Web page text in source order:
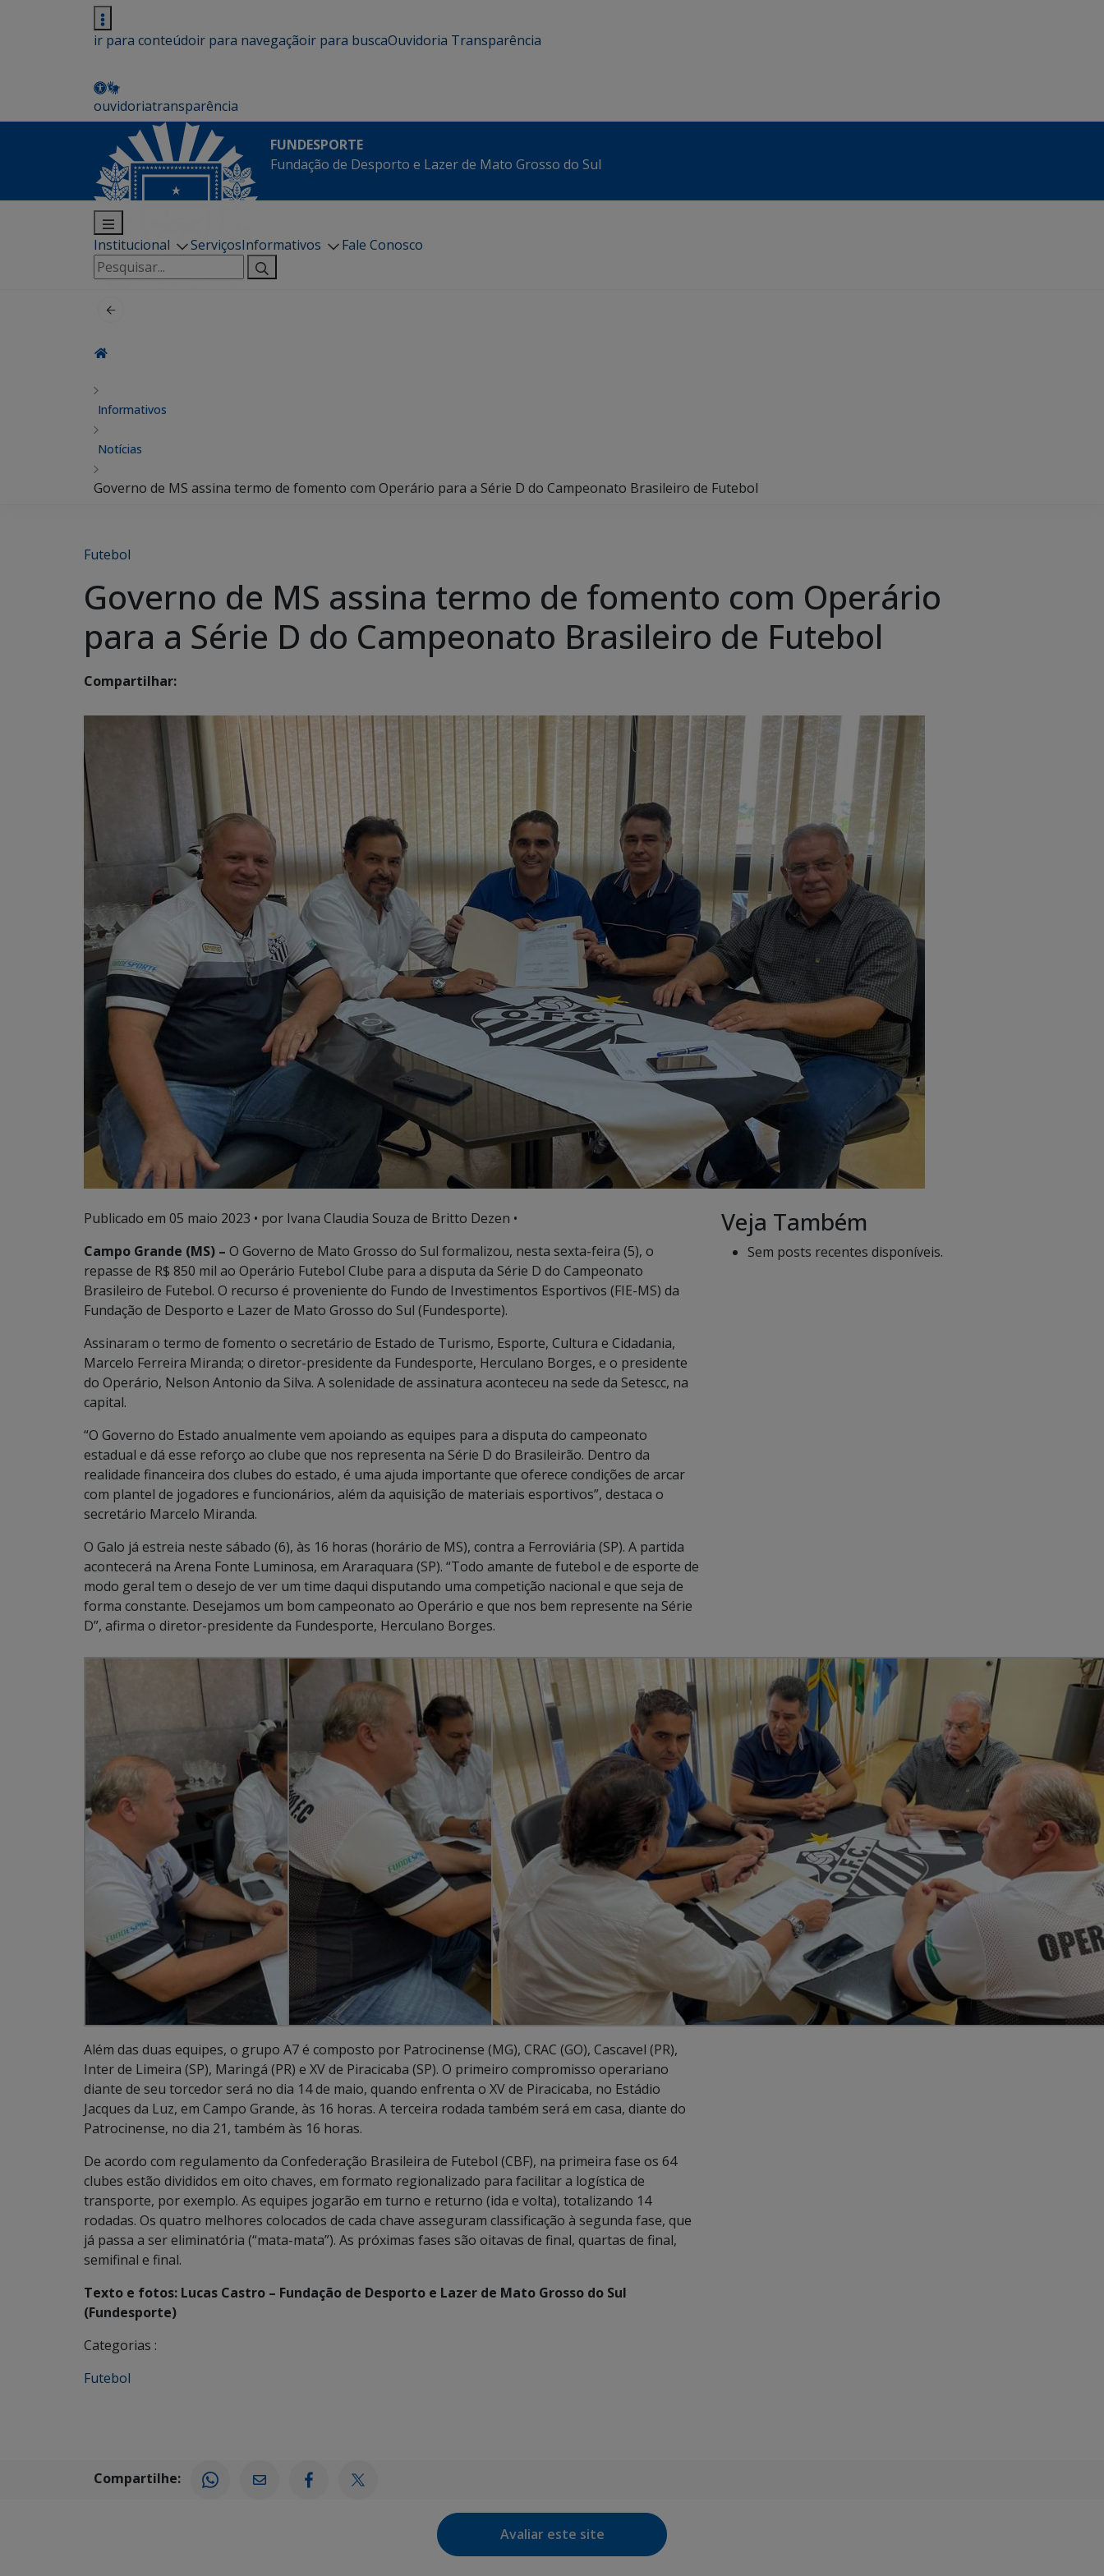
ir para conteúdoir para navegaçãoir para buscaOuvidoria Transparência
ouvidoriatransparência
FUNDESPORTE
Fundação de Desporto e Lazer de Mato Grosso do Sul
Institucional ServiçosInformativos
Fale Conosco
Pesquisar
por:
Informativos
Notícias
Governo de MS assina termo de fomento com Operário para a Série D do Campeonato Brasileiro de Futebol
Futebol
Governo de MS assina termo de fomento com Operário
para a Série D do Campeonato Brasileiro de Futebol
Compartilhar:
Publicado em 05 maio 2023 • por Ivana Claudia Souza de Britto Dezen •
Campo Grande (MS) – O Governo de Mato Grosso do Sul formalizou, nesta sexta-feira (5), o
repasse de R$ 850 mil ao Operário Futebol Clube para a disputa da Série D do Campeonato
Brasileiro de Futebol. O recurso é proveniente do Fundo de Investimentos Esportivos (FIE-MS) da
Fundação de Desporto e Lazer de Mato Grosso do Sul (Fundesporte).
Assinaram o termo de fomento o secretário de Estado de Turismo, Esporte, Cultura e Cidadania,
Marcelo Ferreira Miranda; o diretor-presidente da Fundesporte, Herculano Borges, e o presidente
do Operário, Nelson Antonio da Silva. A solenidade de assinatura aconteceu na sede da Setescc, na
capital.
“O Governo do Estado anualmente vem apoiando as equipes para a disputa do campeonato
estadual e dá esse reforço ao clube que nos representa na Série D do Brasileirão. Dentro da
realidade financeira dos clubes do estado, é uma ajuda importante que oferece condições de arcar
com plantel de jogadores e funcionários, além da aquisição de materiais esportivos”, destaca o
secretário Marcelo Miranda.
O Galo já estreia neste sábado (6), às 16 horas (horário de MS), contra a Ferroviária (SP). A partida
acontecerá na Arena Fonte Luminosa, em Araraquara (SP). “Todo amante de futebol e de esporte de
modo geral tem o desejo de ver um time daqui disputando uma competição nacional e que seja de
forma constante. Desejamos um bom campeonato ao Operário e que nos bem represente na Série
D”, afirma o diretor-presidente da Fundesporte, Herculano Borges.
Além das duas equipes, o grupo A7 é composto por Patrocinense (MG), CRAC (GO), Cascavel (PR),
Inter de Limeira (SP), Maringá (PR) e XV de Piracicaba (SP). O primeiro compromisso operariano
diante de seu torcedor será no dia 14 de maio, quando enfrenta o XV de Piracicaba, no Estádio
Jacques da Luz, em Campo Grande, às 16 horas. A terceira rodada também será em casa, diante do
Patrocinense, no dia 21, também às 16 horas.
De acordo com regulamento da Confederação Brasileira de Futebol (CBF), na primeira fase os 64
clubes estão divididos em oito chaves, em formato regionalizado para facilitar a logística de
transporte, por exemplo. As equipes jogarão em turno e returno (ida e volta), totalizando 14
rodadas. Os quatro melhores colocados de cada chave asseguram classificação à segunda fase, que
já passa a ser eliminatória (“mata-mata”). As próximas fases são oitavas de final, quartas de final,
semifinal e final.
Texto e fotos: Lucas Castro – Fundação de Desporto e Lazer de Mato Grosso do Sul
(Fundesporte)
Categorias :
Futebol
Veja Também
Sem posts recentes disponíveis.
Compartilhe:
Avaliar este site